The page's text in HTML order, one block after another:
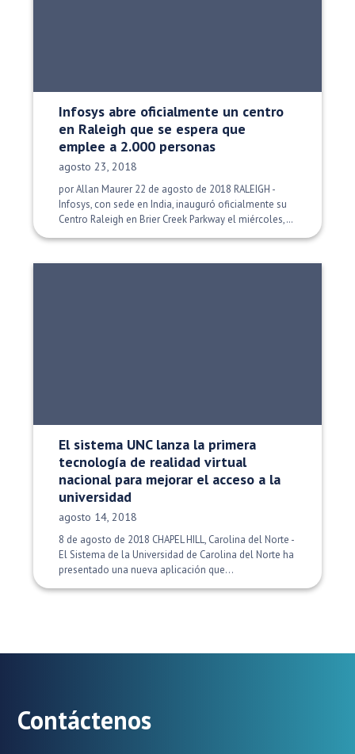
Infosys abre oficialmente un centro
en Raleigh que se espera que
emplee a 2.000 personas
Fecha de publicación:
agosto 23, 2018
por Allan Maurer 22 de agosto de 2018 RALEIGH -
Infosys, con sede en India, inauguró oficialmente su
Centro Raleigh en Brier Creek Parkway el miércoles,…
El sistema UNC lanza la primera
tecnología de realidad virtual
nacional para mejorar el acceso a la
universidad
Fecha de publicación:
agosto 14, 2018
8 de agosto de 2018 CHAPEL HILL, Carolina del Norte -
El Sistema de la Universidad de Carolina del Norte ha
presentado una nueva aplicación que...
Contáctenos